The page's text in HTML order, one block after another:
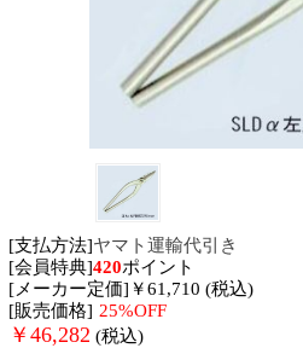
[支払方法]ヤマト運輸代引き
[会員特典]420ポイント
[メーカー定価]￥61,710 (税込)
[販売価格] 25%OFF
￥ 46,282 (税込)